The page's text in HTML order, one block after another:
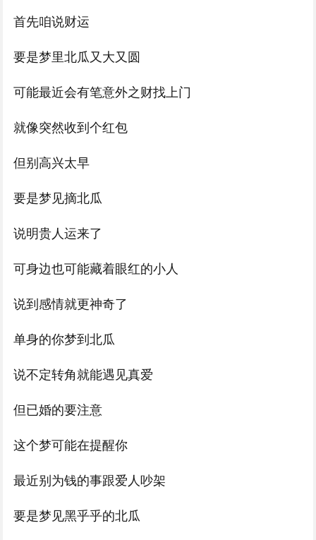
首先咱说财运
要是梦里北瓜又大又圆
可能最近会有笔意外之财找上门
就像突然收到个红包
但别高兴太早
要是梦见摘北瓜
说明贵人运来了
可身边也可能藏着眼红的小人
说到感情就更神奇了
单身的你梦到北瓜
说不定转角就能遇见真爱
但已婚的要注意
这个梦可能在提醒你
最近别为钱的事跟爱人吵架
要是梦见黑乎乎的北瓜